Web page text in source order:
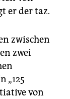
er der taz.
zwischen
zwei
„125
von